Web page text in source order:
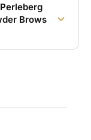
Brows